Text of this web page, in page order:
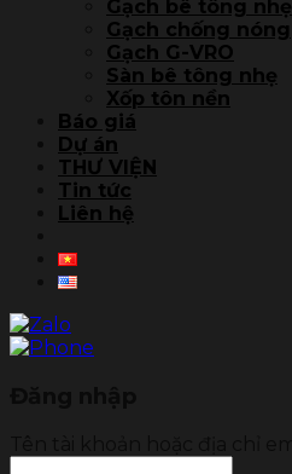
Gạch bê tông nhẹ
Gạch chống nóng
Gạch G-VRO
Sàn bê tông nhẹ
Xốp tôn nền
Báo giá
Dự án
THƯ VIỆN
Tin tức
Liên hệ